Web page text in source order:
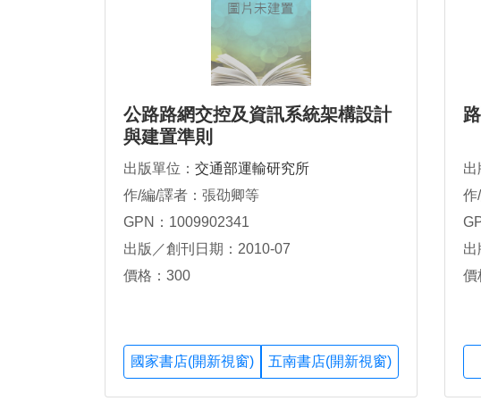
公路路網交控及資訊系統架構設計
與建置準則
出版單位： 交通部運輸研究所
作/編/譯者：張劭卿等
GPN：1009902341
出版／創刊日期：2010-07
價格：300
國家書店(開新視窗) 五南書店(開新視窗)
出
作
出
價